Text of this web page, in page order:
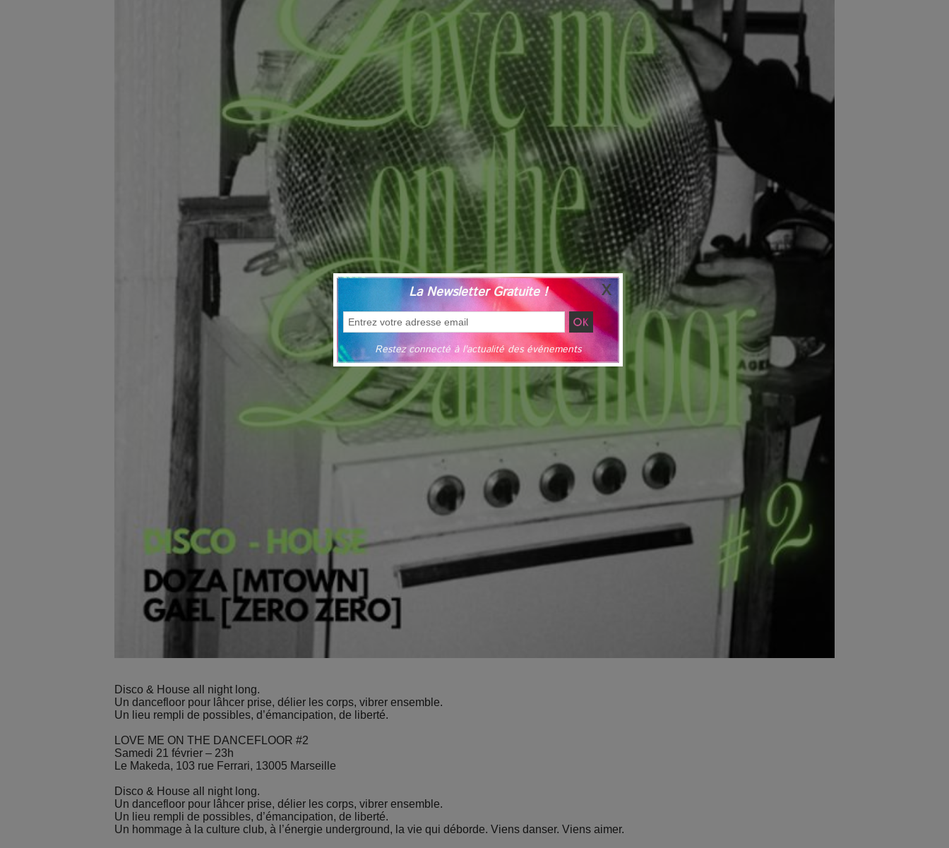
Disco & House all night long.
Un dancefloor pour lâhcer prise, délier les corps, vibrer ensemble.
Un lieu rempli de possibles, d’émancipation, de liberté.
LOVE ME ON THE DANCEFLOOR #2
Samedi 21 février – 23h
Le Makeda, 103 rue Ferrari, 13005 Marseille
Disco & House all night long.
Un dancefloor pour lâhcer prise, délier les corps, vibrer ensemble.
Un lieu rempli de possibles, d’émancipation, de liberté.
Un hommage à la culture club, à l’énergie underground, la vie qui déborde. Viens danser. Viens aimer.
La Newsletter Gratuite !
Restez connecté à l'actualité des événements